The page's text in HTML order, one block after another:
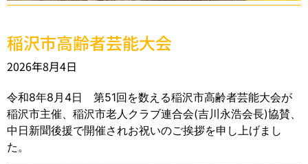
稲沢市高齢者芸能大会
2026年8月4日
令和8年8月4日 第51回を数える稲沢市高齢者芸能大会が
稲沢市主催、稲沢市老人クラブ連合会(吉川永浩会長)協賛、
中日新聞後援で開催されお祝いのご挨拶を申し上げまし
た。